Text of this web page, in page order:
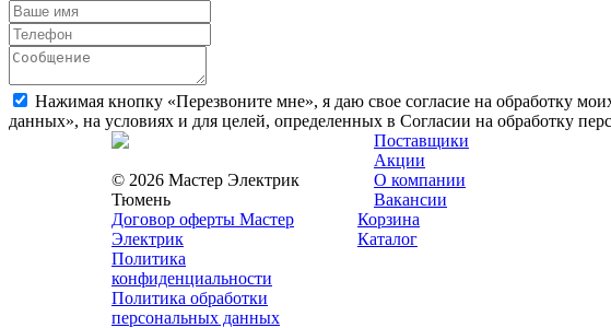
Нажимая кнопку «Перезвоните мне», я даю свое согласие на обработку
данных», на условиях и для целей, определенных в Согласии на обработку
© 2026 Мастер Электрик
Тюмень
Договор оферты Мастер
Электрик
Политика
конфиденциальности
Политика обработки
персональных данных
Поставщики
Акции
О компании
Вакансии
Корзина
Каталог